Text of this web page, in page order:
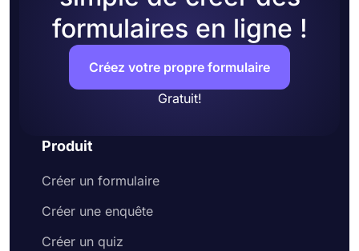
formulaires en ligne !
Créez votre propre formulaire
Gratuit!
Produit
Créer un formulaire
Créer une enquête
Créer un quiz